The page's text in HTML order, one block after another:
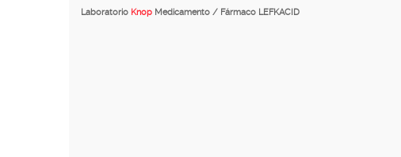
Laboratorio Knop Medicamento / Fármaco LEFKACID